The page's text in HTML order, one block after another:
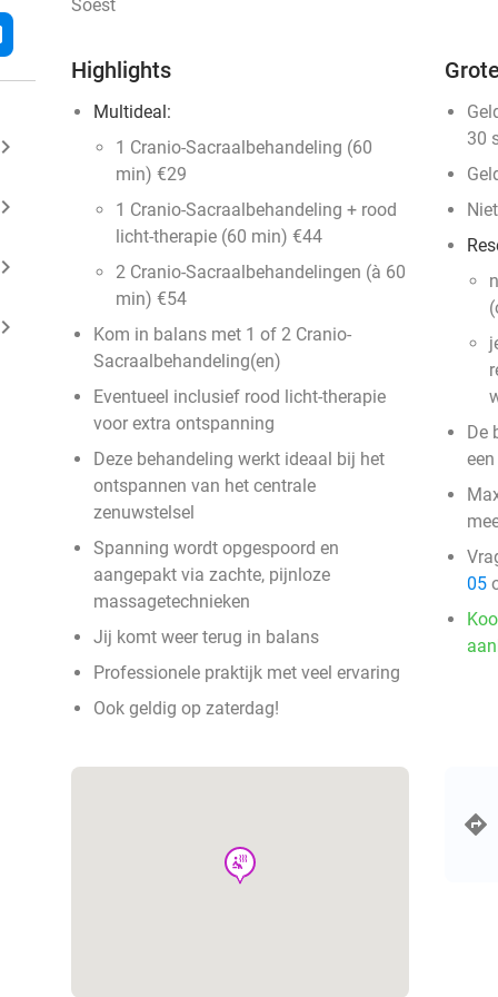
keyboard_arrow_right
keyboard_arrow_right
keyboard_arrow_right
keyboard_arrow_right
Soest
Highlights
Multideal:
1 Cranio-Sacraalbehandeling (60
min) €29
1 Cranio-Sacraalbehandeling + rood
licht-therapie (60 min) €44
2 Cranio-Sacraalbehandelingen (à 60
min) €54
Kom in balans met 1 of 2 Cranio-
Sacraalbehandeling(en)
Eventueel inclusief rood licht-therapie
voor extra ontspanning
Deze behandeling werkt ideaal bij het
ontspannen van het centrale
zenuwstelsel
Spanning wordt opgespoord en
aangepakt via zachte, pijnloze
massagetechnieken
Jij komt weer terug in balans
Professionele praktijk met veel ervaring
Ook geldig op zaterdag!
30
De
05
wellness